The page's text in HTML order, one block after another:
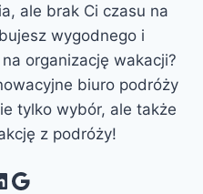
ale brak Ci czasu na
wygodnego i
organizację wakacji?
biuro podróży
tylko wybór, ale także
z podróży!
Google